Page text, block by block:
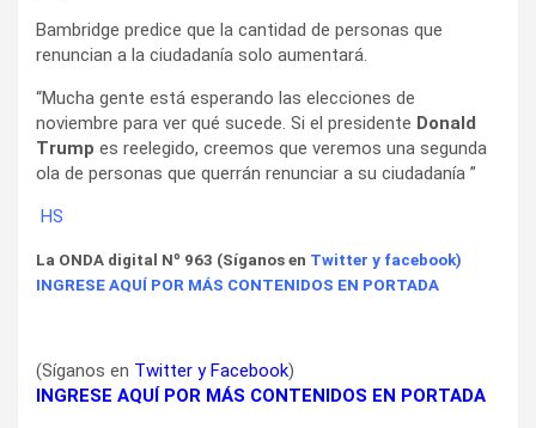
Bambridge predice que la cantidad de personas que
renuncian a la ciudadanía solo aumentará.
“Mucha gente está esperando las elecciones de
noviembre para ver qué sucede. Si el presidente Donald
Trump es reelegido, creemos que veremos una segunda
ola de personas que querrán renunciar a su ciudadanía ”
HS
La ONDA digital Nº 963 (Síganos en Twitter y facebook)
INGRESE AQUÍ POR MÁS CONTENIDOS EN PORTADA
(Síganos en Twitter yFacebook)
INGRESE AQUÍ POR MÁS CONTENIDOS EN PORTADA